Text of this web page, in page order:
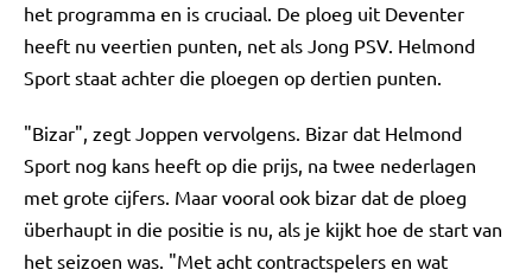
het programma en is cruciaal. De ploeg uit Deventer
heeft nu veertien punten, net als Jong PSV. Helmond
Sport staat achter die ploegen op dertien punten.
"Bizar", zegt Joppen vervolgens. Bizar dat Helmond
Sport nog kans heeft op die prijs, na twee nederlagen
met grote cijfers. Maar vooral ook bizar dat de ploeg
überhaupt in die positie is nu, als je kijkt hoe de start van
het seizoen was. "Met acht contractspelers en wat